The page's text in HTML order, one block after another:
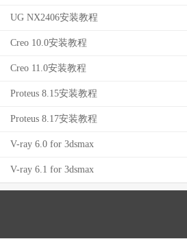
UG NX2406安装教程
Creo 10.0安装教程
Creo 11.0安装教程
Proteus 8.15安装教程
Proteus 8.17安装教程
V-ray 6.0 for 3dsmax
V-ray 6.1 for 3dsmax